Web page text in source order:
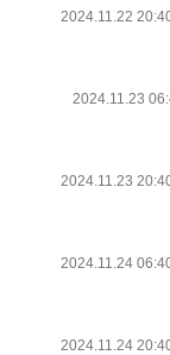
2024.11.22
2024.11.23
2024.11.23
2024.11.24
2024.11.24